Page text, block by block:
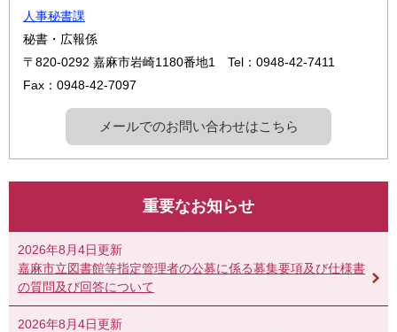
人事秘書課
秘書・広報係
〒820-0292 嘉麻市岩崎1180番地1
Tel：0948-42-7411
Fax：0948-42-7097
メールでのお問い合わせはこちら
重要なお知らせ
2026年8月4日更新
嘉麻市立図書館等指定管理者の公募に係る募集要項及び仕様書
の質問及び回答について
2026年8月4日更新